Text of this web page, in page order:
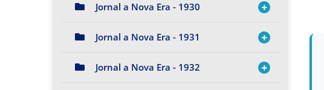
Jornal a Nova Era - 1930
Jornal a Nova Era - 1931
Jornal a Nova Era - 1932